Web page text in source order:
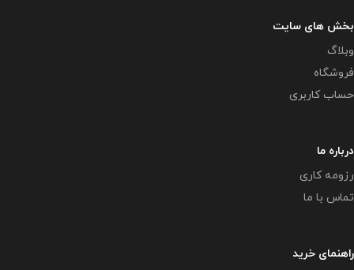
بخش های سایت
وبلاگ
فروشگاه
حساب کاربری
درباره ما
رزومه کاری
تماس با ما
راهنمای خرید